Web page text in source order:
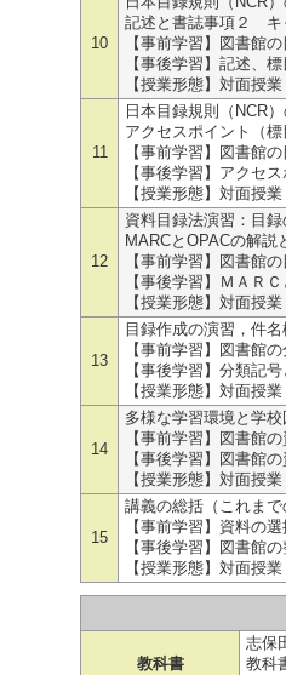
10
記述と書誌事項２ キ
【事前学習】図書館
【事後学習】記述、
【授業形態】対面授業
11
日本目録規則（NCR
アクセスポイント（
【事前学習】図書館
【事後学習】アクセ
【授業形態】対面授業
12
資料目録法演習：目
MARCとOPACの解説
【事前学習】図書館
【事後学習】ＭＡＲ
【授業形態】対面授業
13
目録作成の演習，件
【事前学習】図書館
【事後学習】分類記
【授業形態】対面授業
14
多様な学習環境と学
【事前学習】図書館
【事後学習】図書館
【授業形態】対面授業
15
講義の総括（これま
【事前学習】資料の
【事後学習】図書館
【授業形態】対面授業
教科書
志保
教科